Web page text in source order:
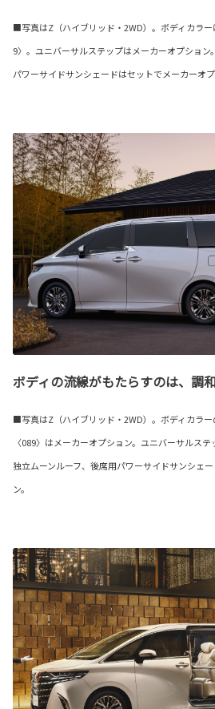
■写真はZ（ハイブリッド・2WD）。ボディカラ
9〉。ユニバーサルステップはメーカーオプション
パワーサイドサンシェードはセットでメーカーオプ
ボディの流線がもたらすのは、調
■写真はZ（ハイブリッド・2WD）。ボディカラ
〈089〉はメーカーオプション。ユニバーサルス
独立ムーンルーフ、後席用パワーサイドサンシェ
ン。